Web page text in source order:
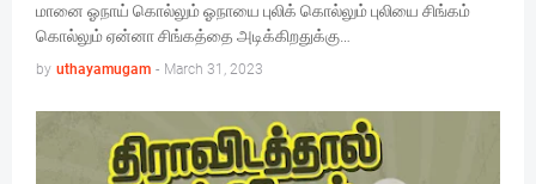
மானை ஓநாய் கொல்லும் ஓநாயை புலிக் கொல்லும் புலியை சிங்கம்
கொல்லும் ஏன்னா சிங்கத்தை அடிக்கிறதுக்கு…
by uthayamugam - March 31, 2023